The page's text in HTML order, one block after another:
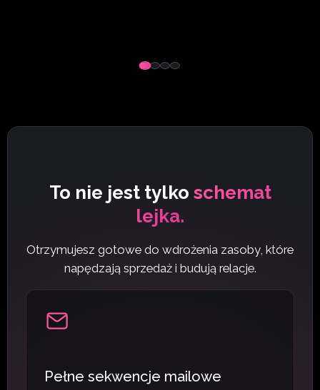
To nie jest tylko schemat
lejka.
Otrzymujesz gotowe do wdrożenia zasoby, które
napędzają sprzedaż i budują relacje.
Pełne sekwencje mailowe